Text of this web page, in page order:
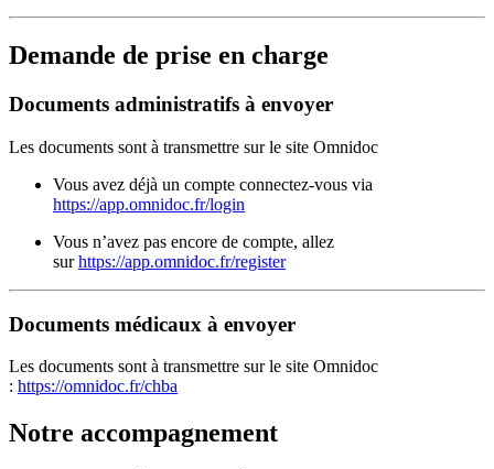
Demande de prise en charge
Documents administratifs à envoyer
Les documents sont à transmettre sur le site Omnidoc
Vous avez déjà un compte connectez-vous via
https://app.omnidoc.fr/login
Vous n’avez pas encore de compte, allez
surhttps://app.omnidoc.fr/register
Documents médicaux à envoyer
Les documents sont à transmettre sur le site Omnidoc
: https://omnidoc.fr/chba
Notre accompagnement